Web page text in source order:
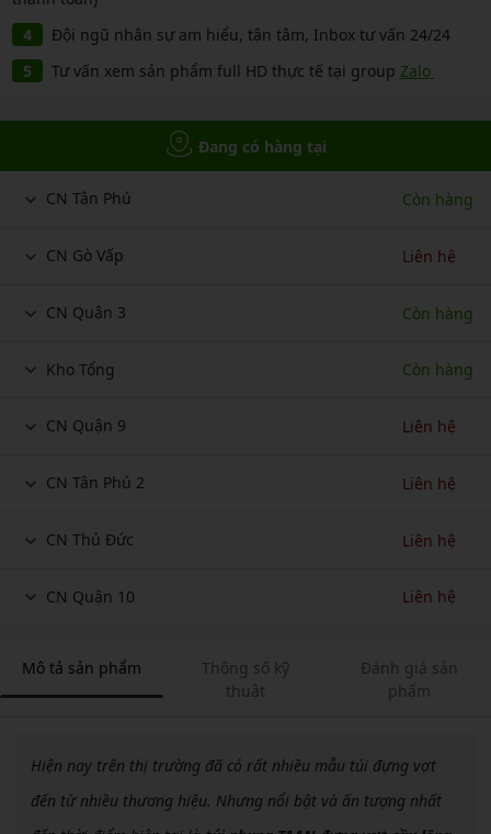
Đội ngũ nhân sự am hiểu, tận tâm, Inbox tư vấn 24/24
Tư vấn xem sản phẩm full HD thực tế tại group Zalo
Đang có hàng tại
CN Tân Phú Còn hàng
CN Gò Vấp Liên hệ
CN Quận 3 Còn hàng
Kho Tổng Còn hàng
CN Quận 9 Liên hệ
CN Tân Phú 2 Liên hệ
CN Thủ Đức Liên hệ
CN Quận 10 Liên hệ
Mô tả sản phẩm
Thông số kỹ
thuật
Đánh giá sản
phẩm
Hiện nay trên thị trường đã có rất nhiều mẫu túi đựng vợt
đến từ nhiều thương hiệu. Nhưng nổi bật và ấn tượng nhất